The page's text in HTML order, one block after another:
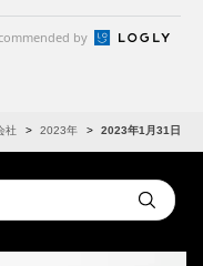
by
社 2023年 2023年1月31日
Submit